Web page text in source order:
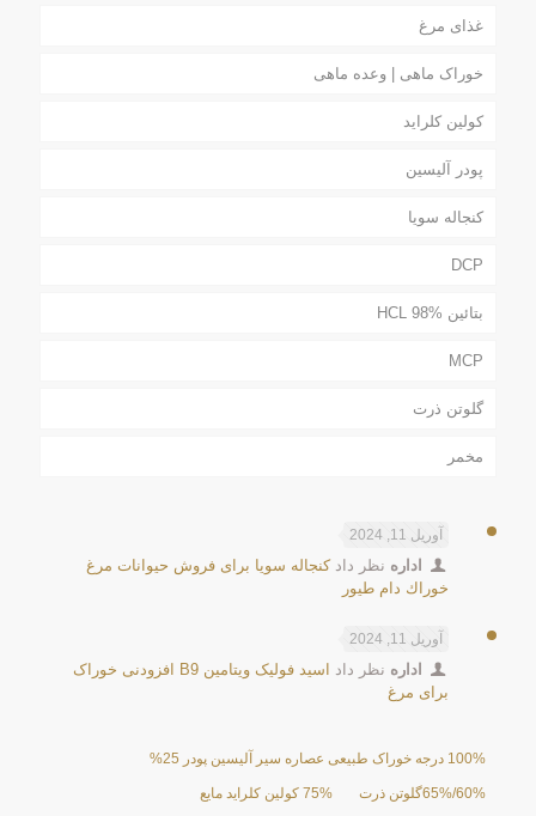
غذای مرغ
خوراک ماهی | وعده ماهی
کولین کلراید
پودر آلیسین
کنجاله سویا
DCP
بتائین HCL 98%
MCP
گلوتن ذرت
مخمر
آوریل 11, 2024
اداره نظر دادكنجاله سويا برای فروش حیوانات مرغ
خوراك دام طيور
آوریل 11, 2024
اداره نظر داد
اسید فولیک ویتامین B9 افزودنی خوراک
برای مرغ
100% درجه خوراک طبیعی عصاره سیر آلیسین پودر 25%
60%/65%گلوتن ذرت 75% کولین کلراید مایع